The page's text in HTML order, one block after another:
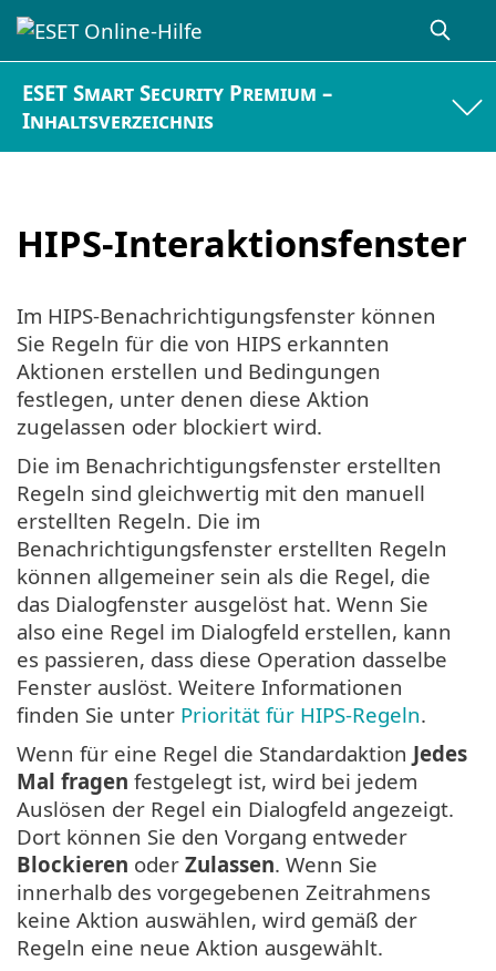
ESET Smart Security Premium –
Inhaltsverzeichnis
HIPS-Interaktionsfenster
Im HIPS-Benachrichtigungsfenster können
Sie Regeln für die von HIPS erkannten
Aktionen erstellen und Bedingungen
festlegen, unter denen diese Aktion
zugelassen oder blockiert wird.
Die im Benachrichtigungsfenster erstellten
Regeln sind gleichwertig mit den manuell
erstellten Regeln. Die im
Benachrichtigungsfenster erstellten Regeln
können allgemeiner sein als die Regel, die
das Dialogfenster ausgelöst hat. Wenn Sie
also eine Regel im Dialogfeld erstellen, kann
es passieren, dass diese Operation dasselbe
Fenster auslöst. Weitere Informationen
finden Sie unter Priorität für HIPS-Regeln.
Wenn für eine Regel die Standardaktion Jedes
Mal fragen festgelegt ist, wird bei jedem
Auslösen der Regel ein Dialogfeld angezeigt.
Dort können Sie den Vorgang entweder
Blockieren oder Zulassen. Wenn Sie
innerhalb des vorgegebenen Zeitrahmens
keine Aktion auswählen, wird gemäß der
Regeln eine neue Aktion ausgewählt.